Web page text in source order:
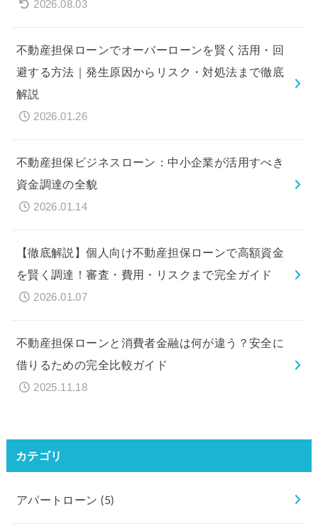
2026.08.03
不動産担保ローンでオーバーローンを賢く活用・回
避する方法｜発生原因からリスク・対処法まで徹底
解説
2026.01.26
不動産担保ビジネスローン：中小企業が活用すべき
資金調達の全貌
2026.01.14
【徹底解説】個人向け不動産担保ローンで高額資金
を賢く調達！審査・費用・リスクまで完全ガイド
2026.01.07
不動産担保ローンと消費者金融は何が違う？安全に
借りるための完全比較ガイド
2025.11.18
カテゴリ
アパートローン(5)